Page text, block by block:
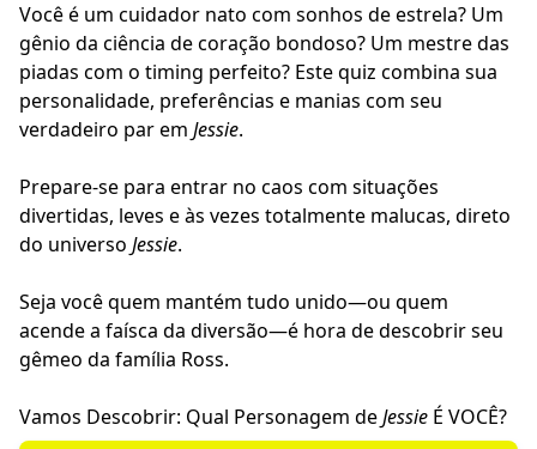
Você é um cuidador nato com sonhos de estrela? Um
gênio da ciência de coração bondoso? Um mestre das
piadas com o timing perfeito? Este quiz combina sua
personalidade, preferências e manias com seu
verdadeiro par em Jessie.
Prepare-se para entrar no caos com situações
divertidas, leves e às vezes totalmente malucas, direto
do universo Jessie.
Seja você quem mantém tudo unido—ou quem
acende a faísca da diversão—é hora de descobrir seu
gêmeo da família Ross.
Vamos Descobrir: Qual Personagem deJessie É VOCÊ?